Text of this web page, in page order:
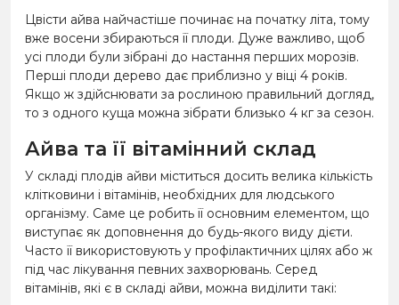
Цвісти айва найчастіше починає на початку літа, тому
вже восени збираються її плоди. Дуже важливо, щоб
усі плоди були зібрані до настання перших морозів.
Перші плоди дерево дає приблизно у віці 4 років.
Якщо ж здійснювати за рослиною правильний догляд,
то з одного куща можна зібрати близько 4 кг за сезон.
Айва та її вітамінний склад
У складі плодів айви міститься досить велика кількість
клітковини і вітамінів, необхідних для людського
організму. Саме це робить її основним елементом, що
виступає як доповнення до будь-якого виду дієти.
Часто її використовують у профілактичних цілях або ж
під час лікування певних захворювань. Серед
вітамінів, які є в складі айви, можна виділити такі: